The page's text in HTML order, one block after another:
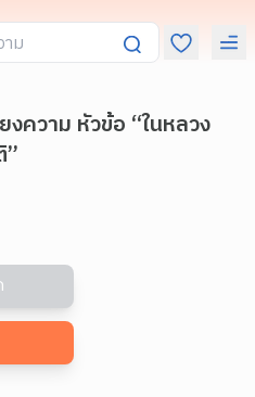
ความ หัวข้อ “ในหลวง